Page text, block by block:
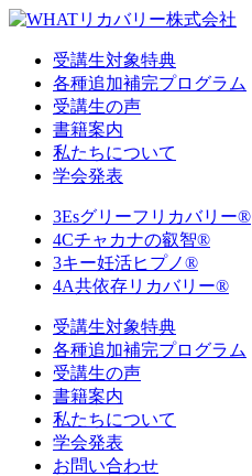
受講生対象特典
各種追加補完プログラム
受講生の声
書籍案内
私たちについて
学会発表
3Esグリーフリカバリー®
4Cチャカナの叡智®
3キー妊活ヒプノ®
4A共依存リカバリー®
受講生対象特典
各種追加補完プログラム
受講生の声
書籍案内
私たちについて
学会発表
お問い合わせ